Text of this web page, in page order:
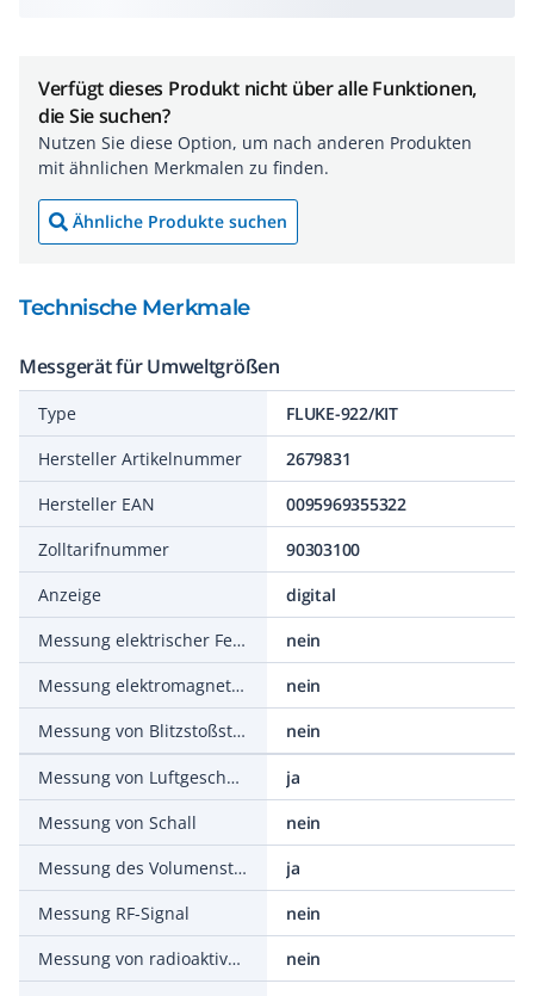
Verfügt dieses Produkt nicht über alle Funktionen,
die Sie suchen?
Nutzen Sie diese Option, um nach anderen Produkten
mit ähnlichen Merkmalen zu finden.
Ähnliche Produkte suchen
Technische Merkmale
Messgerät für Umweltgrößen
Type
FLUKE-922/KIT
Hersteller Artikelnummer
2679831
Hersteller EAN
0095969355322
Zolltarifnummer
90303100
Anzeige
digital
Messung elektrischer Felder
nein
Messung elektromagnetischer Felder
nein
Messung von Blitzstoßströmen
nein
Messung von Luftgeschwindigkeit
ja
Messung von Schall
nein
Messung des Volumenstromes
ja
Messung RF-Signal
nein
Messung von radioaktiver Strahlung
nein